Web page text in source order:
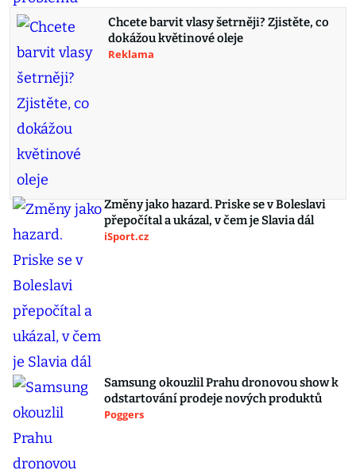
Chcete barvit vlasy šetrněji? Zjistěte, co
dokážou květinové oleje
Reklama
Změny jako hazard. Priske se v Boleslavi
přepočítal a ukázal, v čem je Slavia dál
iSport.cz
Samsung okouzlil Prahu dronovou show k
odstartování prodeje nových produktů
Poggers